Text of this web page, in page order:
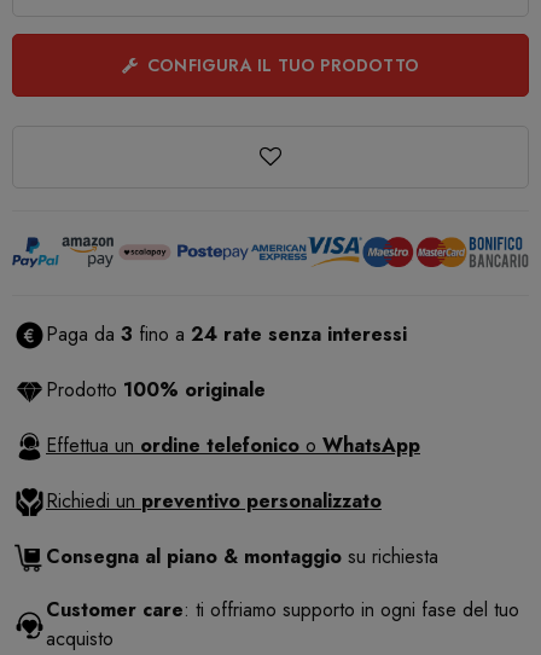
CONFIGURA IL TUO PRODOTTO
Paga da 3 fino a 24 rate senza interessi
Prodotto 100% originale
Effettua un ordine telefonico o WhatsApp
Richiedi un preventivo personalizzato
Consegna al piano & montaggio su richiesta
Customer care: ti offriamo supporto in ogni fase del tuo
acquisto